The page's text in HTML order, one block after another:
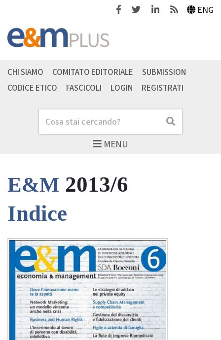
FacebookTwitterLinkedinFeeds ENG
MENU
Cerca Cerca
CHI SIAMO COMITATO EDITORIALE
SUBMISSION
CODICE ETICO
FASCICOLI LOGIN REGISTRATI
E&M 2013/6
Indice